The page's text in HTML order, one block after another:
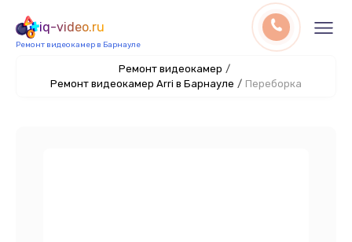
iq-video.ru
Ремонт видеокамер в Барнауле
Ремонт видеокамер /
Ремонт видеокамер Arri в Барнауле / Переборка